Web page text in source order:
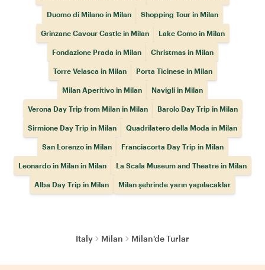
Duomo di Milano in Milan Shopping Tour in Milan
Grinzane Cavour Castle in Milan Lake Como in Milan
Fondazione Prada in Milan Christmas in Milan
Torre Velasca in Milan Porta Ticinese in Milan
Milan Aperitivo in Milan Navigli in Milan
Verona Day Trip from Milan in Milan Barolo Day Trip in Milan
Sirmione Day Trip in Milan Quadrilatero della Moda in Milan
San Lorenzo in Milan Franciacorta Day Trip in Milan
Leonardo in Milan in Milan La Scala Museum and Theatre in Milan
Alba Day Trip in Milan Milan şehrinde yarın yapılacaklar
Italy Milan Milan'de Turlar